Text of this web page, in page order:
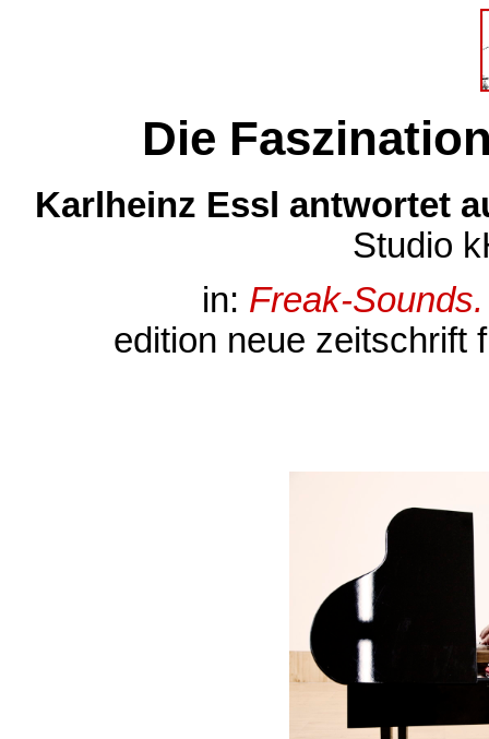
Die
Karlheinz Essl antwortet
Studio
in: Freak-
edition neue zeitschrift